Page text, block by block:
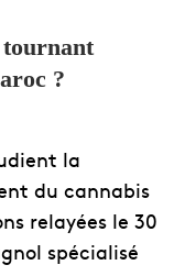
tournant
?
la
du cannabis
relayées le 30
spécialisé